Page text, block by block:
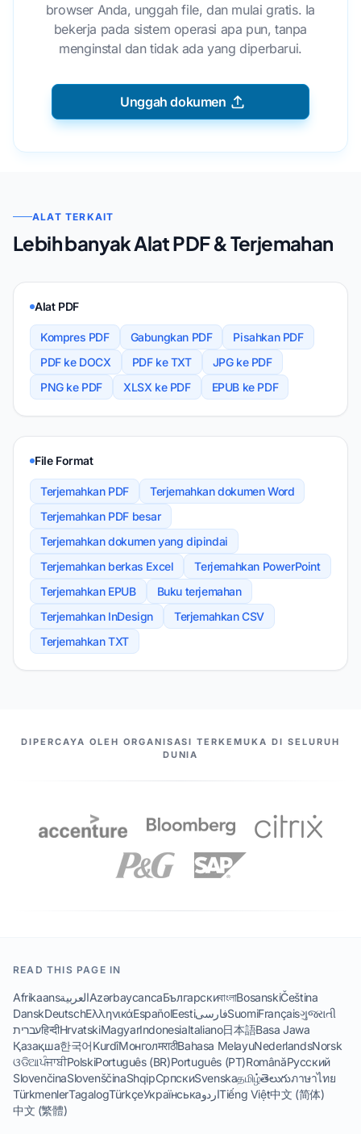
browser Anda, unggah file, dan mulai gratis. Ia
bekerja pada sistem operasi apa pun, tanpa
menginstal dan tidak ada yang diperbarui.
Unggah dokumen
ALAT TERKAIT
Lebih banyak Alat PDF & Terjemahan
Alat PDF
Kompres PDF Gabungkan PDF
Pisahkan PDF
PDF ke DOCX
PDF ke TXT
JPG ke PDF
PNG ke PDF
XLSX ke PDF EPUB ke PDF
File Format
Terjemahkan PDF
Terjemahkan dokumen Word
Terjemahkan PDF besar
Terjemahkan dokumen yang dipindai
Terjemahkan berkas Excel
Terjemahkan PowerPoint
Terjemahkan EPUB
Buku terjemahan
Terjemahkan InDesign
Terjemahkan CSV
Terjemahkan TXT
MITRA KAMI
DIPERCAYA OLEH ORGANISASI TERKEMUKA DI SELURUH
DUNIA
READ THIS PAGE IN
AfrikaansالعربيةAzərbaycancaБългарскиবাংলাBosanskiČeština
DanskDeutschΕλληνικάEspañolEestiفارسیSuomiFrançaisગુજરાતી
עבריתहिन्दीHrvatskiMagyarIndonesiaItaliano日本語Basa Jawa
Қазақша한국어KurdîМонголमराठीBahasa MelayuNederlandsNorsk
ଓଡିଆਪੰਜਾਬੀPolskiPortuguês (BR)Português (PT)RomânăРусский
SlovenčinaSlovenščinaShqipСрпскиSvenskaதமிழ்తెలుగుภาษาไทย
TürkmenlerTagalogTürkçeУкраїнськаاردوTiếng Việt中文 (简体)
中文 (繁體)